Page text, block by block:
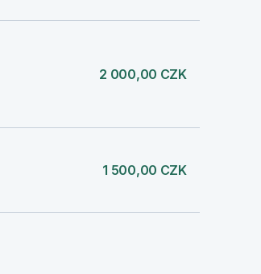
2 000,00 CZK
1 500,00 CZK